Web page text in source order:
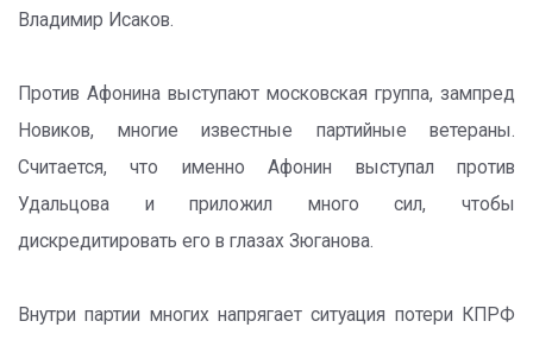
Владимир Исаков.
Против Афонина выступают московская группа, зампред
Новиков, многие известные партийные ветераны.
Считается, что именно Афонин выступал против
Удальцова и приложил много сил, чтобы
дискредитировать его в глазах Зюганова.
Внутри партии многих напрягает ситуация потери КПРФ